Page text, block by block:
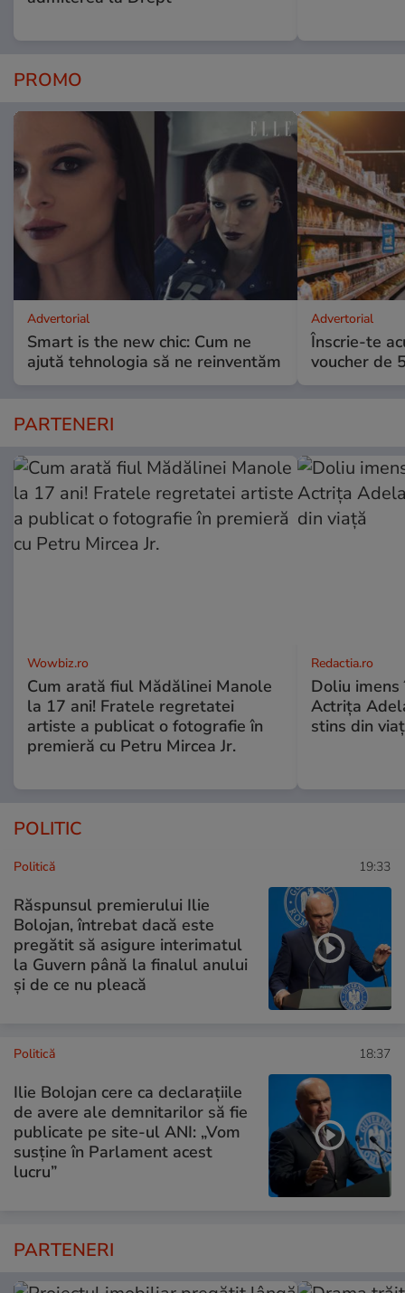
PROMO
Advertorial
Smart is the new chic: Cum ne
ajută tehnologia să ne reinventăm
Advertorial
Înscrie-te
voucher de
PARTENERI
Wowbiz.ro
Cum arată fiul Mădălinei Manole
la 17 ani! Fratele regretatei
artiste a publicat o fotografie în
premieră cu Petru Mircea Jr.
Redactia.ro
Doliu
Actrița
stins din
POLITIC
Politică 19:33
Răspunsul premierului Ilie
Bolojan, întrebat dacă este
pregătit să asigure interimatul
la Guvern până la finalul anului
și de ce nu pleacă
Politică 18:37
Ilie Bolojan cere ca declarațiile
de avere ale demnitarilor să fie
publicate pe site-ul ANI: „Vom
susține în Parlament acest
lucru”
PARTENERI